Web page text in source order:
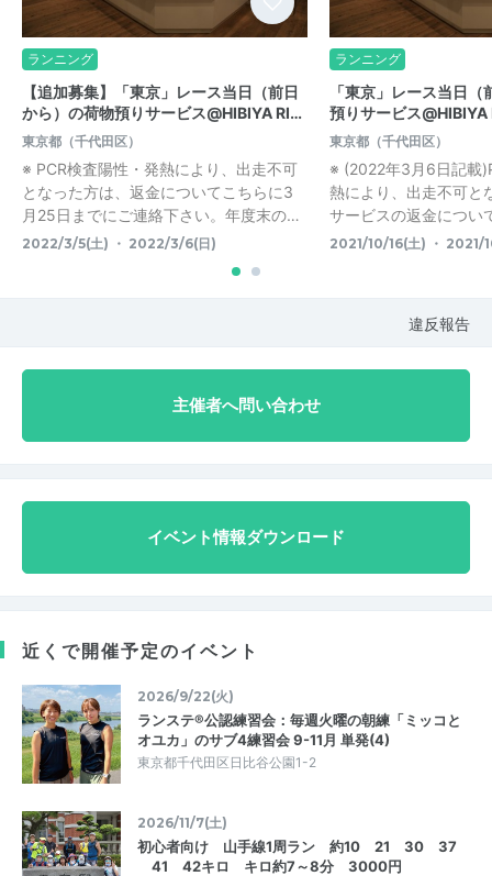
ランニング
【追加募集】「東京」レース当日（前日
から）の荷物預りサービス@HIBIYA RI…
東京都（千代田区）
※ PCR検査陽性・発熱により、出走不可
となった方は、返金についてこちらに3
月25日までにご連絡下さい。年度末の…
2022/3/5(土) ・ 2022/3/6(日)
ランニング
「東京」レース当日
預りサービス@HIBIYA
東京都（千代田区）
※ (2022年3月6日記載
熱により、出走不可と
サービスの返金につい
2021/10/16(土) ・ 2021/
違反報告
主催者へ問い合わせ
イベント情報ダウンロード
近くで開催予定のイベント
2026/9/22(火)
ランステ®公認練習会：毎週火曜の朝練「ミッコと
オユカ」のサブ4練習会 9-11月 単発(4)
東京都千代田区日比谷公園1-2
2026/11/7(土)
初心者向け 山手線1周ラン 約10 21 30 37
41 42キロ キロ約7～8分 3000円